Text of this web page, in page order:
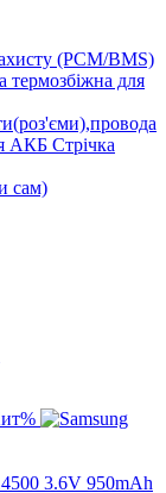
(PCM/BMS)
термозбіжна для
Стрічка
сам)
%